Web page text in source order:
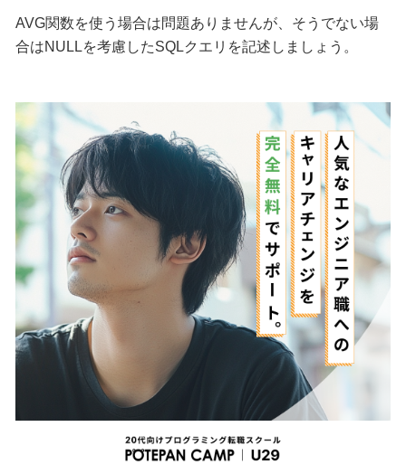
AVG関数を使う場合は問題ありませんが、そうでない場
合はNULLを考慮したSQLクエリを記述しましょう。